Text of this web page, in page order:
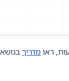
ראומדריך